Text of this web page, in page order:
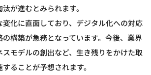
が進むとみられます。
化に直面しており、デジタル化への対応
構築が急務となっています。今後、業界
モデルの創出など、生き残りをかけた取
ることが予想されます。